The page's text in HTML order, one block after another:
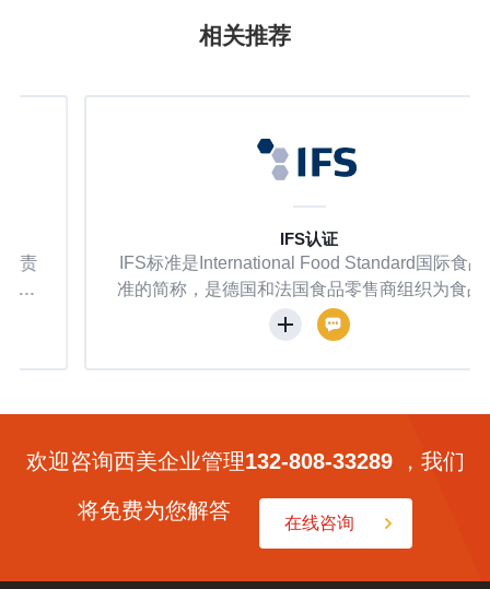
对于向欧盟出口的中国企业而言，EUDR已不再是一份"未来文
相关推荐
IFS标准是International Food Standard国际食品标
准的简称，是德国和法国食品零售商组织为食品供
应商制订的质量体系审核标准，经德国贸易机构联
会于2001年向全球发行，普遍受德国及法国零售商
所接纳，许多知名的欧洲超市集团在选择食品供应
法国等欧洲国家比较有影响力，IFS也是获得国际
食品零售商联合会认可的质量体系标准之一。目前I
FS系列标准涵盖了除了农场环节的供应链后端的各
个环节。
欢迎咨询西美企业管理132-808-33289，我们
将免费为您解答
在线咨询